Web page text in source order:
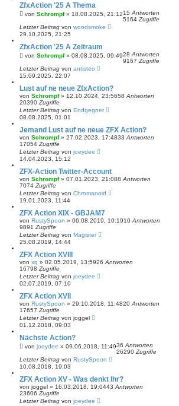
ZfxAction '25 A Thema
von Schrompf» 18.08.2025, 21:1215 Antworten
5164 Zugriffe
Letzter Beitrag von woodsmoke
29.10.2025, 21:25
ZfxAction '25 A Zeitraum
von Schrompf» 08.08.2025, 09:4928 Antworten
9167 Zugriffe
Letzter Beitrag von antisteo
15.09.2025, 22:07
Lust auf ne neue ZfxAction?
von Schrompf» 12.10.2024, 23:5658 Antworten
20390 Zugriffe
Letzter Beitrag von Endgegner
08.08.2025, 01:01
Jemand Lust auf ne neue ZFX Action?
von Schrompf» 27.02.2023, 17:4833 Antworten
17054 Zugriffe
Letzter Beitrag von joeydee
14.04.2023, 15:12
ZFX-Action Twitter-Account
von Schrompf» 07.01.2023, 21:088 Antworten
7074 Zugriffe
Letzter Beitrag von Chromanoid
19.01.2023, 11:44
ZFX Action XIX - GBJAM7
von RustySpoon » 06.08.2019, 10:1910 Antworten
9891 Zugriffe
Letzter Beitrag von Magister
25.08.2019, 14:44
ZFX Action XVIII
von xq » 02.05.2019, 13:5926 Antworten
16798 Zugriffe
Letzter Beitrag von joeydee
02.07.2019, 07:10
ZFX Action XVII
von RustySpoon » 29.10.2018, 11:4820 Antworten
17657 Zugriffe
Letzter Beitrag von joggel
01.12.2018, 09:03
Nächste Action?
von joeydee » 09.06.2018, 11:4936 Antworten
26290 Zugriffe
Letzter Beitrag von RustySpoon
10.08.2018, 19:03
ZFX Action XV - Was denkt Ihr?
von joggel » 16.03.2018, 19:0443 Antworten
23606 Zugriffe
Letzter Beitrag von joeydee